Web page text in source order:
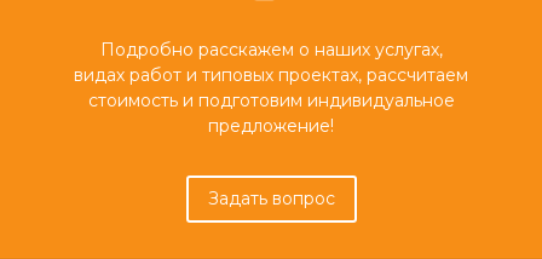
Подробно расскажем о наших услугах,
видах работ и типовых проектах, рассчитаем
стоимость и подготовим индивидуальное
предложение!
Задать вопрос